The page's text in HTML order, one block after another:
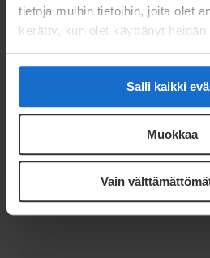
tietoja muihin tietoihin, joita olet
kerätty, kun olet käyttänyt heidän
Salli kaikki
Muokkaa
Vain
Puristintuotteet
Lue lisää